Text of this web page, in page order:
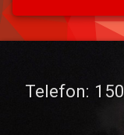
Telefon: 150